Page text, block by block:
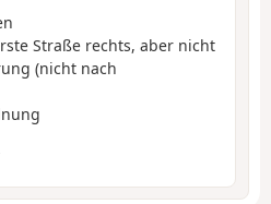
Straße rechts, aber nicht
(nicht nach